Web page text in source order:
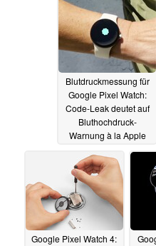
Blutdruckmessung für
Google Pixel Watch:
Code-Leak deutet auf
Bluthochdruck-
Warnung à la Apple
30.09.2025
Google Pixel Watch 4: